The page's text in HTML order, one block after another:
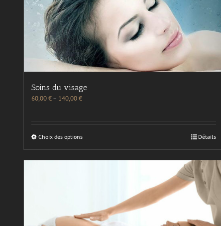
Soins du visage
60,00€– 140,00€
Choix des options Détails